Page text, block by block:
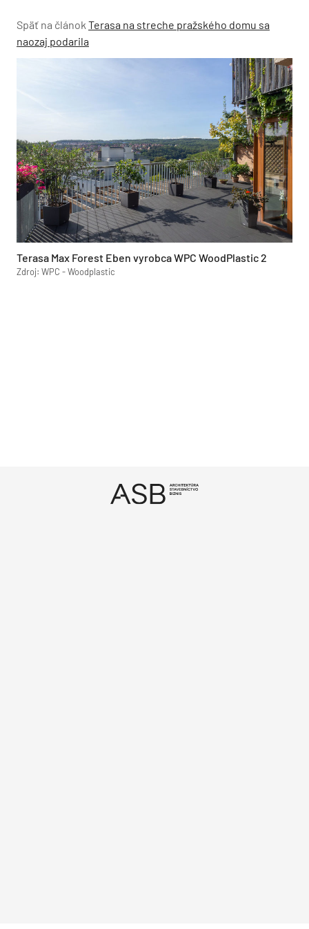
Späť na článok Terasa na streche pražského domu sa
naozaj podarila
Terasa Max Forest Eben vyrobca WPC WoodPlastic 2
Zdroj: WPC - Woodplastic